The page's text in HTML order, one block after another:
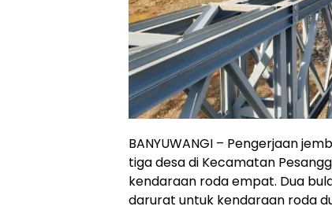
BANYUWANGI – Pengerjaan
tiga desa di Kecamatan
kendaraan roda empat. Dua
darurat untuk kendaraan roda